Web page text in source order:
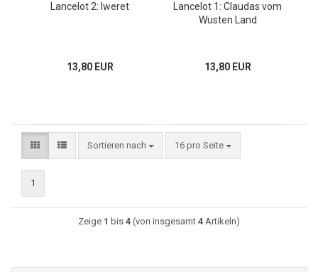
Lancelot 2: Iweret
13,80 EUR
Lancelot 1: Claudas vom
Wüsten Land
13,80 EUR
Sortieren nach 16 pro Seite
1
Zeige 1 bis 4 (von insgesamt 4 Artikeln)